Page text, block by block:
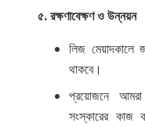
৫. রক্ষণাবেক্ষণ ও উন্নয়ন
লিজ মেয়াদকালে
থাকবে।
প্রয়োজনে
সংস্কারের কাজ